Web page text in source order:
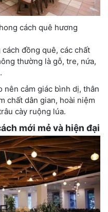
cách quê hương
đồng quê, các chất
thường là gỗ, tre, nứa,
cảm giác bình dị, thân
chất dân gian, hoài niệm
cày ruộng lúa.
mới mẻ và hiện đại